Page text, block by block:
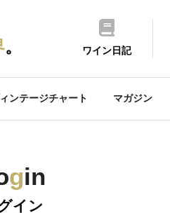
。 ワイン日記
ンテージチャート マガジン
gin
イン